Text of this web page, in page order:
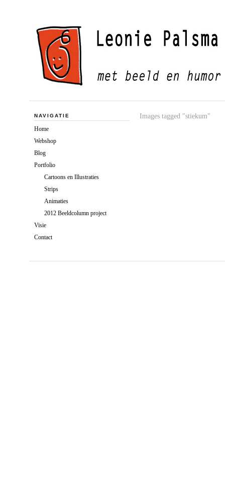
Images tagged "stiekum"
NAVIGATIE
Home
Webshop
Blog
Portfolio
Cartoons en Illustraties
Strips
Animaties
2012 Beeldcolumn project
Visie
Contact